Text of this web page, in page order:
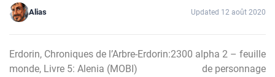
Alias Updated 12 août 2020
Navigation
Erdorin, Chroniques de l’Arbre-
monde, Livre 5: Alenia (MOBI)
Erdorin:2300 alpha 2 – feuille
de personnage